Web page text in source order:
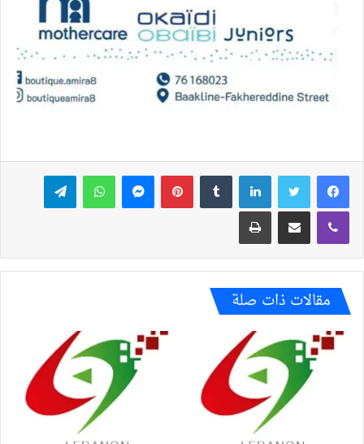
فيسبوك تويتر لينكدإن بينتيريستماسنجر واتساب تيلقرام
ڤايبر مشاركة عبر البريد طباعة
مقالات ذات صلة